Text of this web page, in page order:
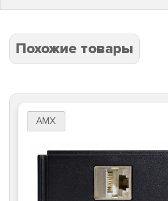
Похожие товары
AMX